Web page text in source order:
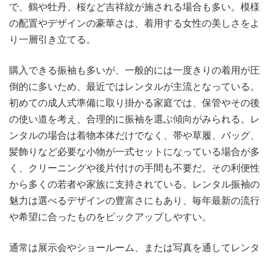
で、鶴や牡丹、桜など吉祥紋が施される場合も多い。模様
の配置やデザインの豪華さは、着用する女性の美しさをよ
り一層引き立てる。
購入できる振袖も多いが、一般的には一度きりの着用が圧
倒的に多いため、最近ではレンタルが主流となっている。
初めての成人式準備に取り掛かる家庭では、保管やその後
の使い道を考え、合理的に振袖を選ぶ傾向がみられる。レ
ンタルの場合は着物本体だけでなく、帯や草履、バッグ、
髪飾りなど必要な小物が一式セットになっている場合が多
く、クリーニングや後片付けの手間も不要だ。その利便性
から多くの若者や家族に支持されている。レンタル振袖の
魅力は選べるデザインの豊富さにもあり、毎年最新の流行
や希望に合ったものをピックアップしやすい。
通常は展示会やショールーム、または写真を通してレンタ